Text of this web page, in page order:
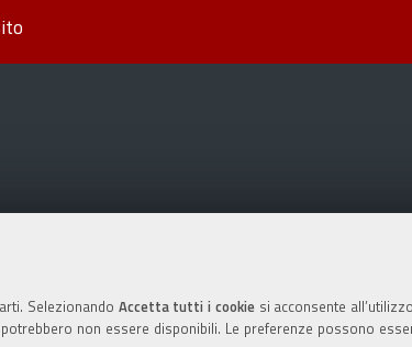
Selezionando Accetta tutti i cookiesi acconsente
non essere disponibili. Le preferenze possono